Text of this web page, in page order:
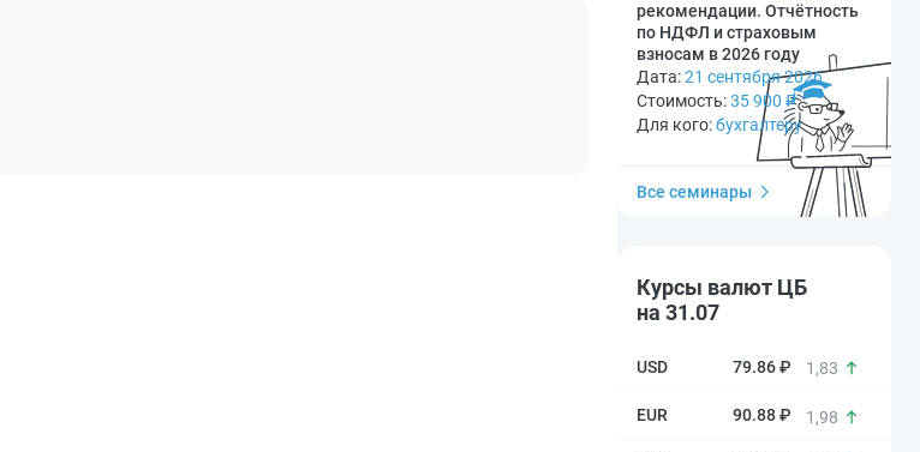
рекомендации. Отчётность
по НДФЛ и страховым
взносам в 2026 году
Дата:21 сентября 2026
Стоимость:35 900 ₽
Для кого:бухгалтеру
Все семинары
Курсы валют ЦБ
на 31.07
79.86 ₽ 1,83
90.88 ₽ 1,98